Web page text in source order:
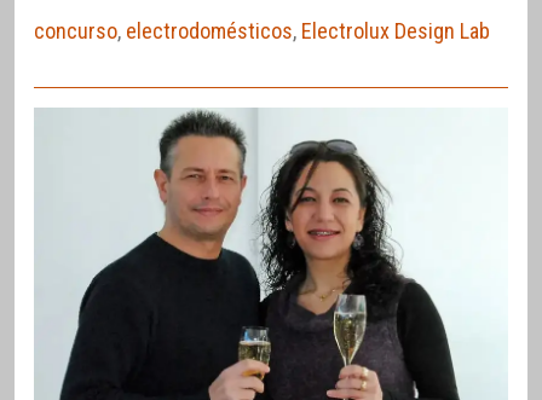
concurso, electrodomésticos, Electrolux Design Lab